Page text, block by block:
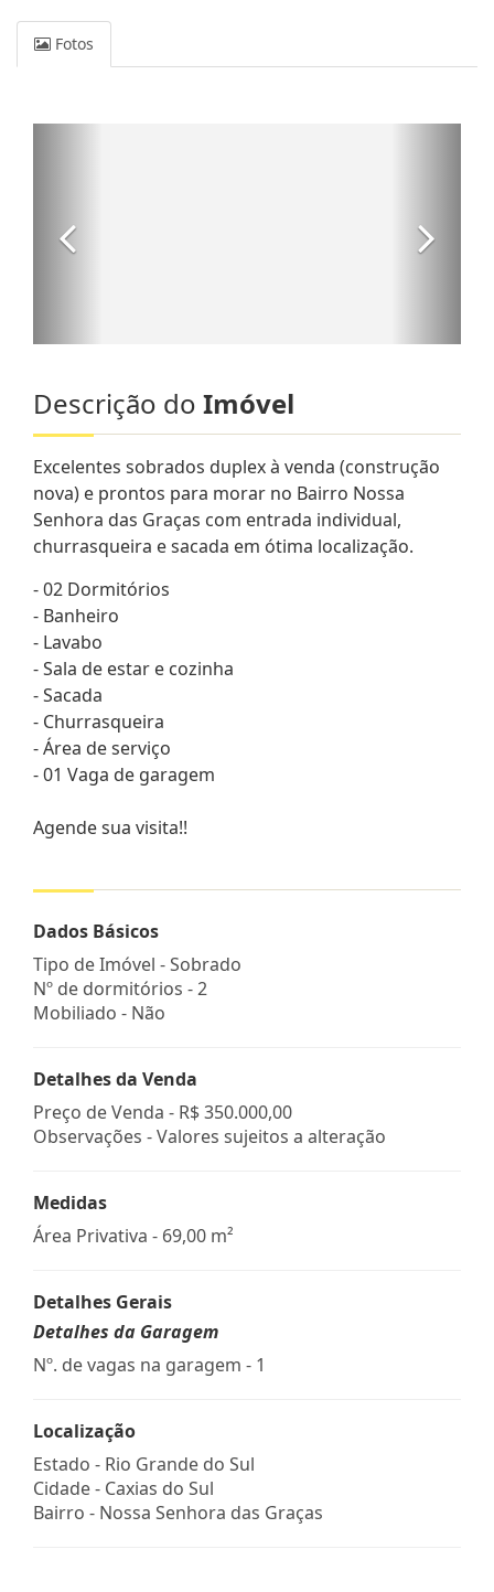
Fotos
Descrição do Imóvel
Excelentes sobrados duplex à venda (construção
nova) e prontos para morar no Bairro Nossa
Senhora das Graças com entrada individual,
churrasqueira e sacada em ótima localização.
- 02 Dormitórios
- Banheiro
- Lavabo
- Sala de estar e cozinha
- Sacada
- Churrasqueira
- Área de serviço
- 01 Vaga de garagem
Agende sua visita!!
Dados Básicos
Tipo de Imóvel - Sobrado
Nº de dormitórios - 2
Mobiliado - Não
Detalhes da Venda
Preço de Venda - R$ 350.000,00
Observações - Valores sujeitos a alteração
Medidas
Área Privativa - 69,00 m²
Detalhes Gerais
Detalhes da Garagem
Nº. de vagas na garagem - 1
Localização
Estado - Rio Grande do Sul
Cidade - Caxias do Sul
Bairro - Nossa Senhora das Graças